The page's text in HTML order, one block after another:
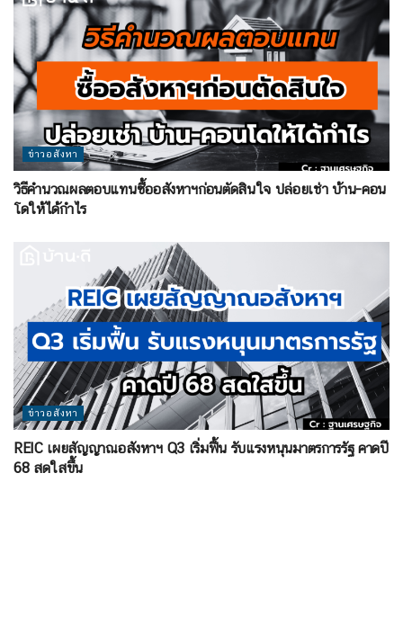
ข่าวอสังหา
วิธีคำนวณผลตอบแทนซื้ออสังหาฯก่อนตัดสินใจ ปล่อยเช่า บ้าน-คอน
โดให้ได้กำไร
ข่าวอสังหา
REIC เผยสัญญาณอสังหาฯ Q3 เริ่มฟื้น รับแรงหนุนมาตรการรัฐ คาดปี
68 สดใสขึ้น